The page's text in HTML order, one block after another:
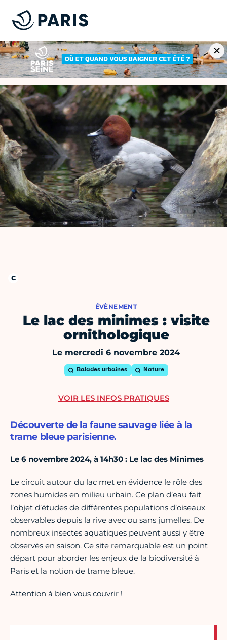
ÉVÈNEMENT
Le lac des minimes : visite
ornithologique
Le mercredi 6 novembre 2024
Balades urbaines Nature
Découverte de la faune sauvage liée à la
trame bleue parisienne.
Le 6 novembre 2024, à 14h30 : Le lac des Minimes
Le circuit autour du lac met en évidence le rôle des
zones humides en milieu urbain. Ce plan d’eau fait
l’objet d’études de différentes populations d’oiseaux
observables depuis la rive avec ou sans jumelles. De
nombreux insectes aquatiques peuvent aussi y être
observés en saison. Ce site remarquable est un point
départ pour aborder les enjeux de la biodiversité à
Paris et la notion de trame bleue.
Attention à bien vous couvrir !
VOIR LES INFOS PRATIQUES